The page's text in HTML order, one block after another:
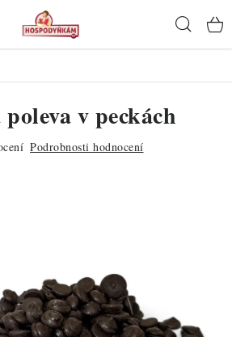
v peckách
Podrobnosti hodnocení